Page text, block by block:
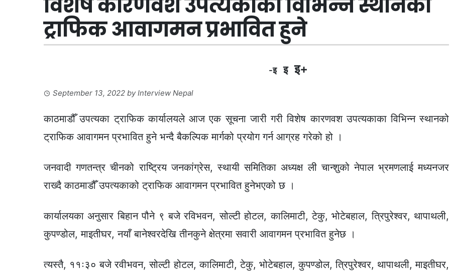
ट्राफिक आवागमन प्रभावित हुने
-इ इ इ+
September 13, 2022 byInterview Nepal
काठमाडौँ उपत्यका ट्राफिक कार्यालयले आज एक सूचना जारी गरी विशेष कारणवश उपत्यकाका विभिन्न स्थानको
ट्राफिक आवागमन प्रभावित हुने भन्दै बैकल्पिक मार्गको प्रयोग गर्न आग्रह गरेको हो ।
जनवादी गणतन्त्र चीनको राष्ट्रिय जनकांग्रेस, स्थायी समितिका अध्यक्ष ली चान्शुको नेपाल भ्रमणलाई मध्यनजर
राख्दै काठमाडौँ उपत्यकाको ट्राफिक आवागमन प्रभावित हुनेभएको छ ।
कार्यालयका अनुसार बिहान पौने ९ बजे रविभवन, सोल्टी होटल, कालिमाटी, टेकु, भोटेबहाल, त्रिपुरेश्वर, थापाथली,
कुपण्डोल, माइतीघर, नयाँ बानेश्वरदेखि तीनकुने क्षेत्रमा सवारी आवागमन प्रभावित हुनेछ ।
त्यस्तै, ११ः३० बजे रवीभवन, सोल्टी होटल, कालिमाटी, टेकु, भोटेबहाल, कुपण्डोल, त्रिपुरेश्वर, थापाथली, माइतीघर,